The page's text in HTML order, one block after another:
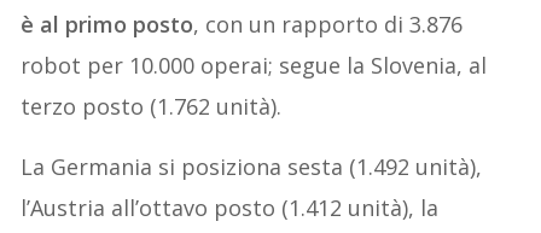
è al primo posto, con un rapporto di 3.876
robot per 10.000 operai; segue la Slovenia, al
terzo posto (1.762 unità).
La Germania si posiziona sesta (1.492 unità),
l’Austria all’ottavo posto (1.412 unità), la